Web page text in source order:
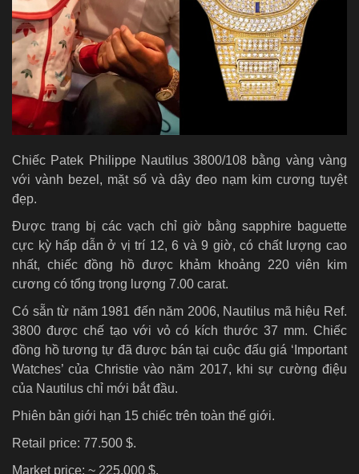
Chiếc Patek Philippe Nautilus 3800/108 bằng vàng vàng
với vành bezel, mặt số và dây đeo nạm kim cương tuyệt
đẹp.
Được trang bị các vạch chỉ giờ bằng sapphire baguette
cực kỳ hấp dẫn ở vị trí 12, 6 và 9 giờ, có chất lượng cao
nhất, chiếc đồng hồ được khảm khoảng 220 viên kim
cương có tổng trọng lượng 7.00 carat.
Có sẵn từ năm 1981 đến năm 2006, Nautilus mã hiệu Ref.
3800 được chế tạo với vỏ có kích thước 37 mm. Chiếc
đồng hồ tương tự đã được bán tại cuộc đấu giá ‘Important
Watches’ của Christie vào năm 2017, khi sự cường điệu
của Nautilus chỉ mới bắt đầu.
Phiên bản giới hạn 15 chiếc trên toàn thế giới.
Retail price: 77.500 $.
Market price: ~ 225.000 $.